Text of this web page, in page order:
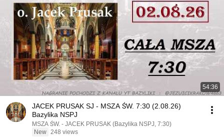
54:36
JACEK PRUSAK SJ - MSZA ŚW. 7:30 (2.08.26)
Bazylika NSPJ
MSZA ŚW. - JACEK PRUSAK (Bazylika NSPJ, 7:30)
New 248 views